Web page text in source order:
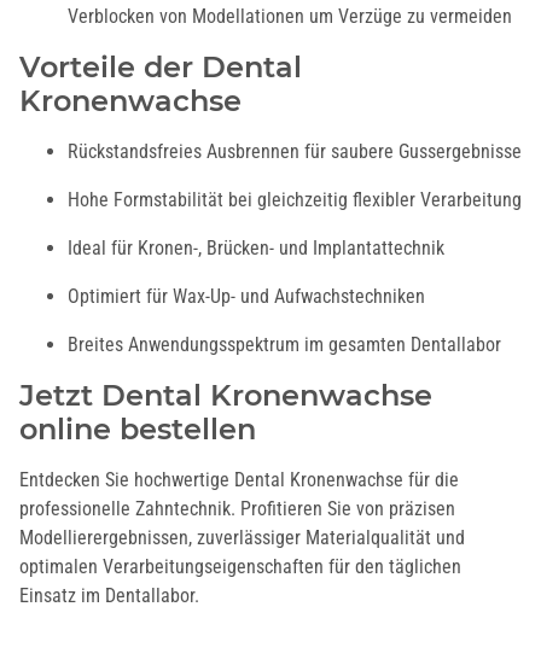
Verblocken von Modellationen um Verzüge zu vermeiden
Vorteile der Dental
Kronenwachse
Rückstandsfreies Ausbrennen für saubere Gussergebnisse
Hohe Formstabilität bei gleichzeitig flexibler Verarbeitung
Ideal für Kronen-, Brücken- und Implantattechnik
Optimiert für Wax-Up- und Aufwachstechniken
Breites Anwendungsspektrum im gesamten Dentallabor
Jetzt Dental Kronenwachse
online bestellen
Entdecken Sie hochwertige Dental Kronenwachse für die
professionelle Zahntechnik. Profitieren Sie von präzisen
Modellierergebnissen, zuverlässiger Materialqualität und
optimalen Verarbeitungseigenschaften für den täglichen
Einsatz im Dentallabor.